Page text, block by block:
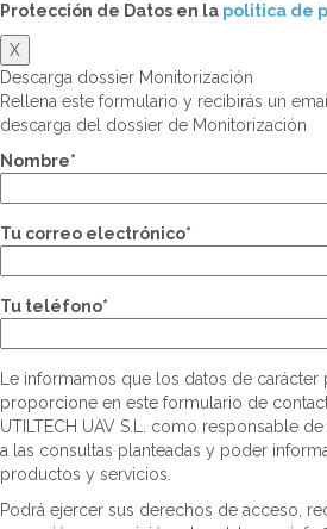
Protección de Datos en la politica de
X
Descarga dossier Monitorización
Rellena este formulario y recibirás un
descarga del dossier de Monitorización
Nombre*
Tu correo electrónico*
Tu teléfono*
Le informamos que los datos de
proporcione en este formulario de
UTILTECH UAV S.L. como responsable
a las consultas planteadas y poder
productos y servicios.
Podrá ejercer sus derechos de acceso,